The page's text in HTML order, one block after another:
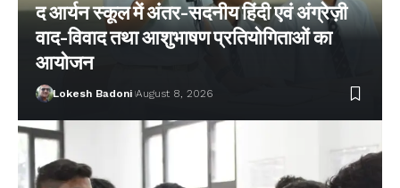
द आर्यन स्कूल में अंतर-सदनीय हिंदी एवं अंग्रेज़ी
वाद-विवाद तथा आशुभाषण प्रतियोगिताओं का
आयोजन
Lokesh Badoni August 8, 2026